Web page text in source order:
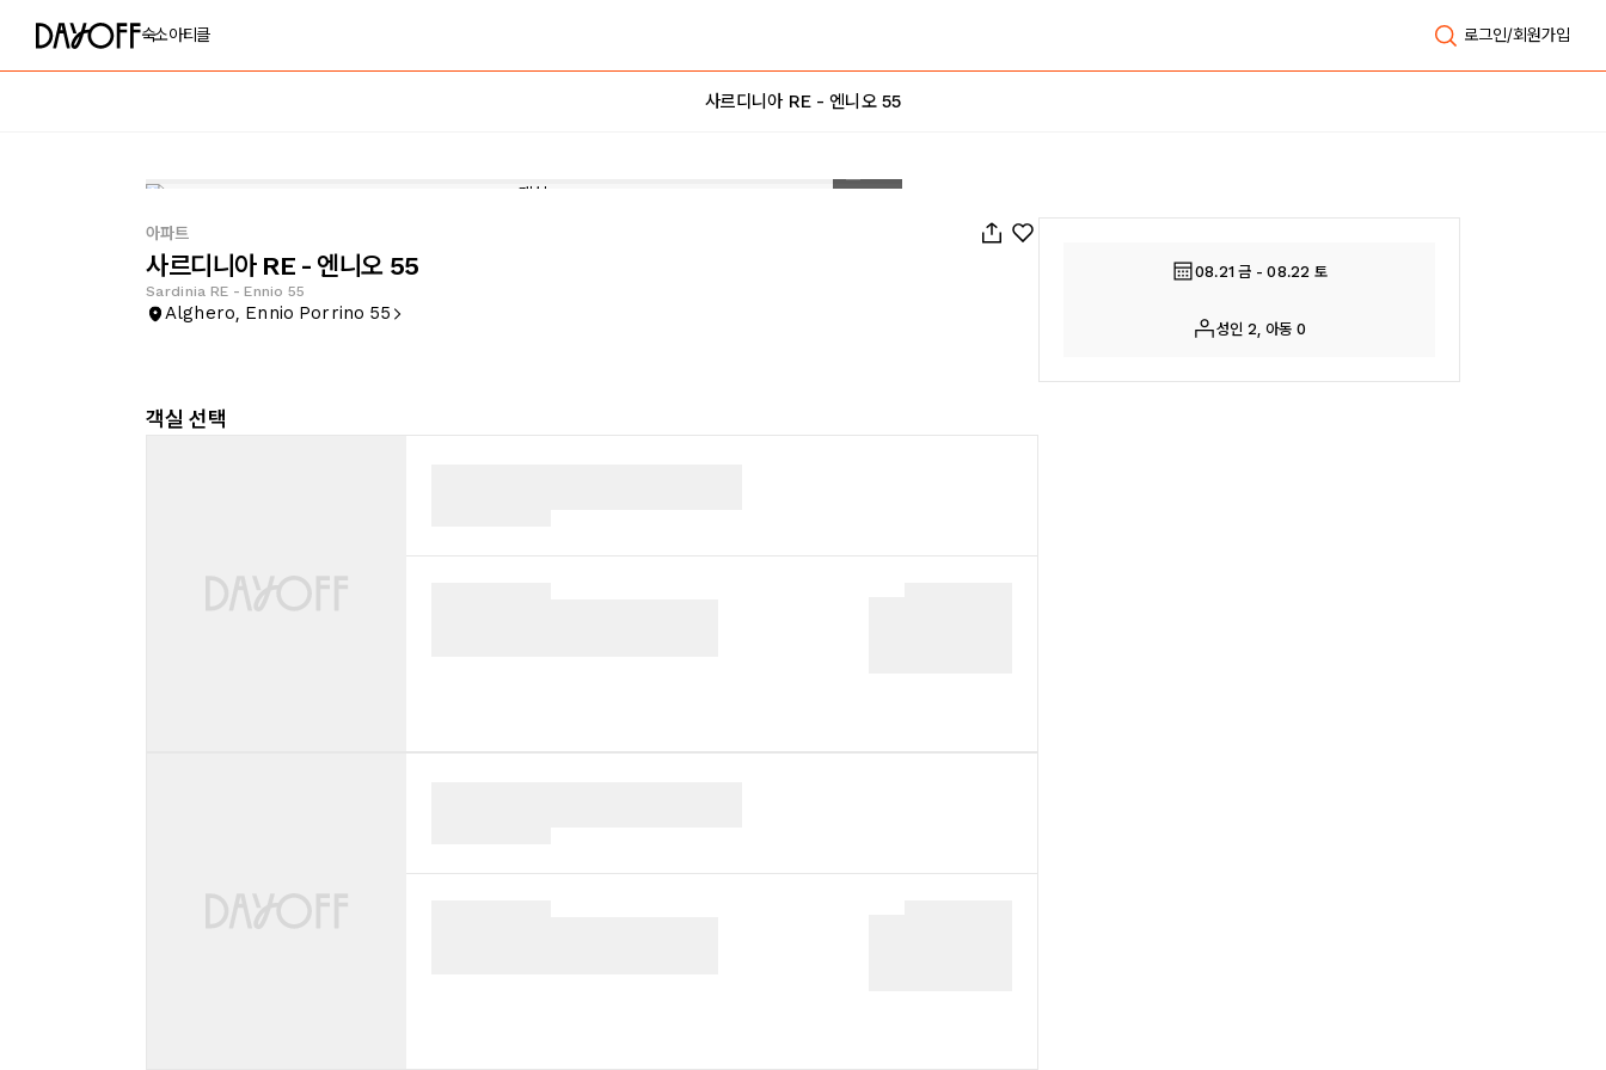
숙소아티클 로그인/회원가입
사르디니아 RE - 엔니오 55
아파트
사르디니아 RE - 엔니오 55
Sardinia RE - Ennio 55
Alghero, Ennio Porrino 55
객실 선택
08.21 금 - 08.22 토
성인 2, 아동 0